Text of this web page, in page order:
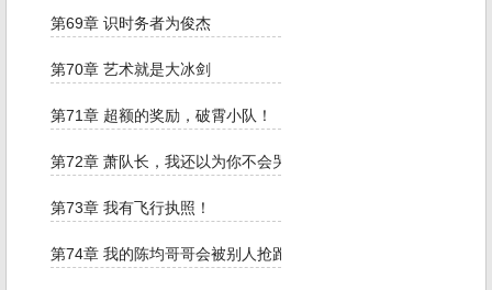
第69章 识时务者为俊杰
第70章 艺术就是大冰剑
第71章 超额的奖励，破霄小队！
第72章 萧队长，我还以为你不会哭
第73章 我有飞行执照！
第74章 我的陈均哥哥会被别人抢跑的